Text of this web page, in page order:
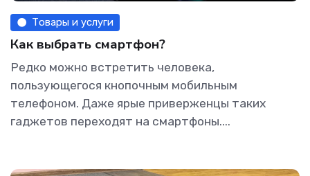
Товары и услуги
Как выбрать смартфон?
Редко можно встретить человека,
пользующегося кнопочным мобильным
телефоном. Даже ярые приверженцы таких
гаджетов переходят на смартфоны....